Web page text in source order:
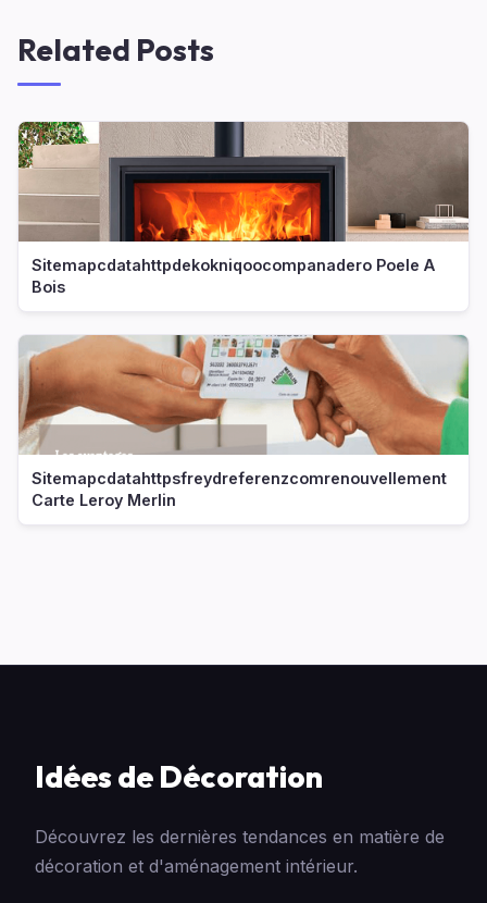
Related Posts
Sitemapcdatahttpdekokniqoocompanadero Poele A
Bois
Sitemapcdatahttpsfreydreferenzcomrenouvellement
Carte Leroy Merlin
Idées de Décoration
Découvrez les dernières tendances en matière de
décoration et d'aménagement intérieur.